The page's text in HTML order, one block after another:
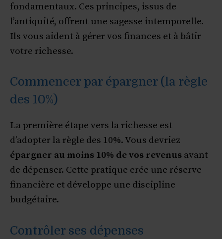
fondamentaux. Ces principes, issus de
l’antiquité, offrent une sagesse intemporelle.
Ils vous aident à gérer vos finances et à bâtir
votre richesse.
Commencer par épargner (la règle
des 10%)
La première étape vers la richesse est
d’adopter la règle des 10%. Vous devriez
épargner au moins 10% de vos revenus avant
de dépenser. Cette pratique crée une réserve
financière et développe une discipline
budgétaire.
Contrôler ses dépenses